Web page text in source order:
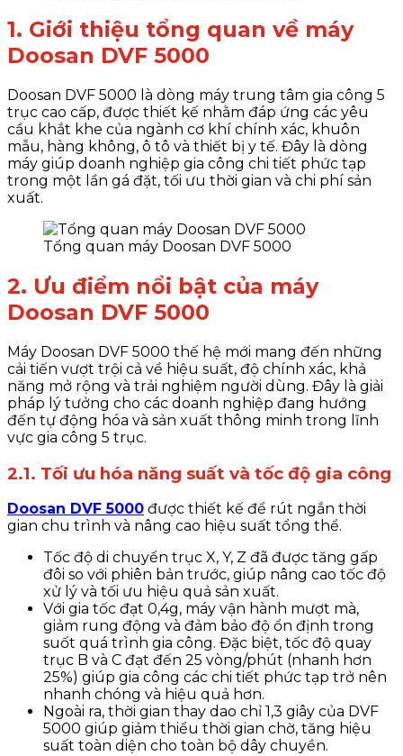
1. Giới thiệu tổng quan về máy
Doosan DVF 5000
Doosan DVF 5000 là dòng máy trung tâm gia công 5
trục cao cấp, được thiết kế nhằm đáp ứng các yêu
cầu khắt khe của ngành cơ khí chính xác, khuôn
mẫu, hàng không, ô tô và thiết bị y tế. Đây là dòng
máy giúp doanh nghiệp gia công chi tiết phức tạp
trong một lần gá đặt, tối ưu thời gian và chi phí sản
xuất.
Tổng quan máy Doosan DVF 5000
2. Ưu điểm nổi bật của máy
Doosan DVF 5000
Máy Doosan DVF 5000 thế hệ mới mang đến những
cải tiến vượt trội cả về hiệu suất, độ chính xác, khả
năng mở rộng và trải nghiệm người dùng. Đây là giải
pháp lý tưởng cho các doanh nghiệp đang hướng
đến tự động hóa và sản xuất thông minh trong lĩnh
vực gia công 5 trục.
2.1. Tối ưu hóa năng suất và tốc độ gia công
Doosan DVF 5000 được thiết kế để rút ngắn thời
gian chu trình và nâng cao hiệu suất tổng thể.
Tốc độ di chuyển trục X, Y, Z đã được tăng gấp
đôi so với phiên bản trước, giúp nâng cao tốc độ
xử lý và tối ưu hiệu quả sản xuất.
Với gia tốc đạt 0,4g, máy vận hành mượt mà,
giảm rung động và đảm bảo độ ổn định trong
suốt quá trình gia công. Đặc biệt, tốc độ quay
trục B và C đạt đến 25 vòng/phút (nhanh hơn
25%) giúp gia công các chi tiết phức tạp trở nên
nhanh chóng và hiệu quả hơn.
Ngoài ra, thời gian thay dao chỉ 1,3 giây của DVF
5000 giúp giảm thiểu thời gian chờ, tăng hiệu
suất toàn diện cho toàn bộ dây chuyền.